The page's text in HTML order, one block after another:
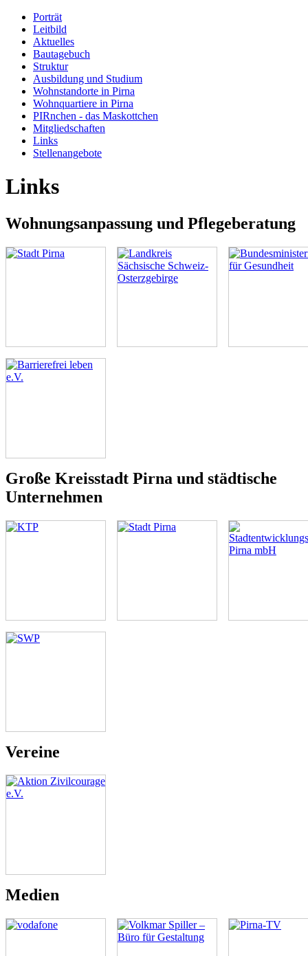
Porträt
Leitbild
Aktuelles
Bautagebuch
Struktur
Ausbildung und Studium
Wohnstandorte in Pirna
Wohnquartiere in Pirna
PIRnchen - das Maskottchen
Mitgliedschaften
Links
Stellenangebote
Links
Wohnungsanpassung und Pflegeberatung
Große Kreisstadt Pirna und städtische
Unternehmen
Vereine
Medien